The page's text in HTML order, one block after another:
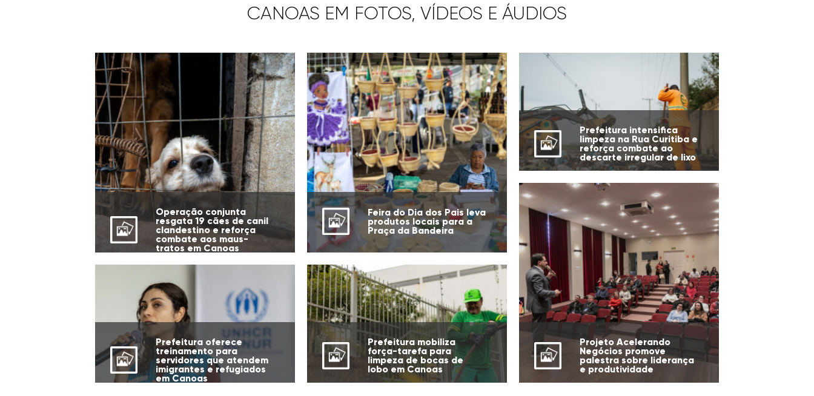
CANOAS EM FOTOS, VÍDEOS E ÁUDIOS
Operação conjunta
resgata 19 cães de canil
clandestino e reforça
combate aos maus-
tratos em Canoas
Feira do Dia dos Pais leva
produtos locais para a
Praça da Bandeira
Prefeitura intensifica
limpeza na Rua Curitiba e
reforça combate ao
descarte irregular de lixo
Prefeitura oferece
treinamento para
servidores que atendem
imigrantes e refugiados
em Canoas
Prefeitura mobiliza
força-tarefa para
limpeza de bocas de
lobo em Canoas
Projeto Acelerando
Negócios promove
palestra sobre liderança
e produtividade